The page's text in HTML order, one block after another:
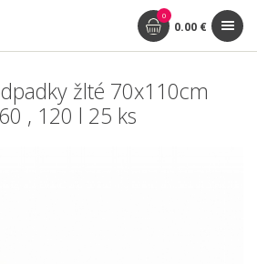
0
0.00 €
žlté 70x110cm
, 120 l 25 ks